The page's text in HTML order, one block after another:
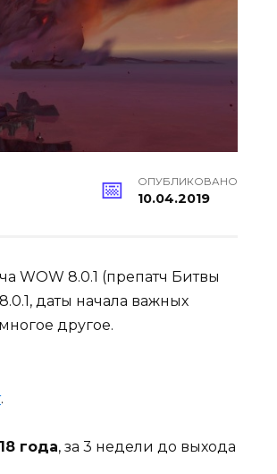
ОПУБЛИКОВАНО
10.04.2019
WOW 8.0.1 (препатч Битвы
даты начала важных
другое.
.
года, за 3 недели до выхода